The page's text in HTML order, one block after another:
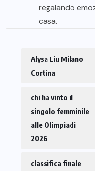
regalando
casa.
Alysa Liu Milano
Cortina
chi ha vinto il
singolo femminile
alle Olimpiadi
2026
classifica finale